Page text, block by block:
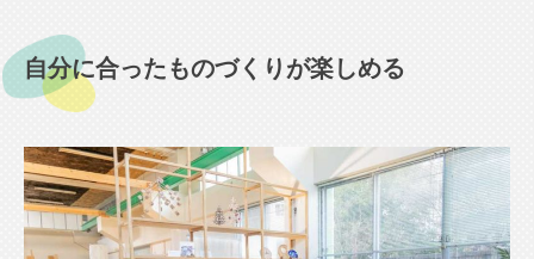
自分に合ったものづくりが楽しめる